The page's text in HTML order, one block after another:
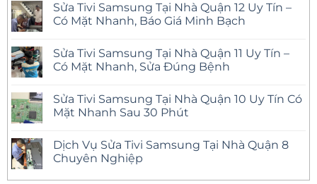
bình
luận
ở
Phường
Bình
Trị
Tín
–
Có
Tại
Nhà
Sửa Tivi Samsung Tại Nhà Quận 12 Uy Tín –
Có Mặt Nhanh, Báo Giá Minh Bạch
bình
luận
ở
Samsung
Tại
Nhà
Uy
Tín
–
Mặt
Sửa Tivi Samsung Tại Nhà Quận 11 Uy Tín –
Có Mặt Nhanh, Sửa Đúng Bệnh
bình
luận
ở
Samsung
Tại
Nhà
11
Sửa Tivi Samsung Tại Nhà Quận 10 Uy Tín Có
Mặt Nhanh Sau 30 Phút
bình
luận
ở
Tivi
Dịch Vụ Sửa Tivi Samsung Tại Nhà Quận 8
Chuyên Nghiệp
có